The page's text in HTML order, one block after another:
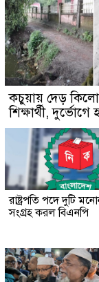
কচুয়ায় দেড়
শিক্ষার্থী,
রাষ্ট্রপতি পদে দুটি
সংগ্রহ করল বিএনপি